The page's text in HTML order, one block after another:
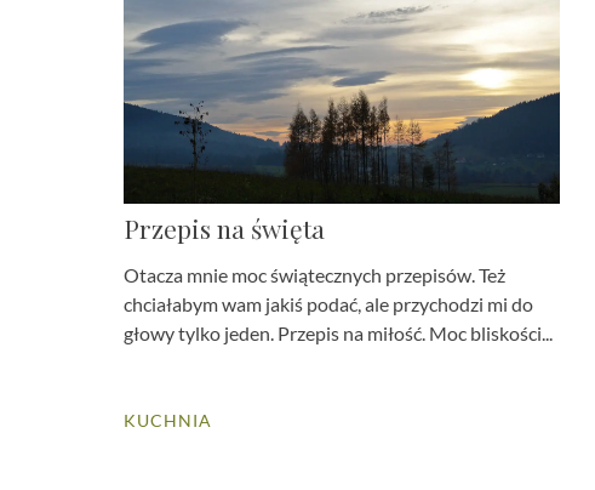
Przepis na święta
Otacza mnie moc świątecznych przepisów. Też
chciałabym wam jakiś podać, ale przychodzi mi do
głowy tylko jeden. Przepis na miłość. Moc bliskości...
KUCHNIA